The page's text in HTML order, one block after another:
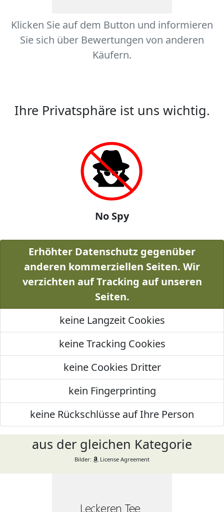
Klicken Sie auf dem Button und informieren
Sie sich über Bewertungen von anderen
Käufern.
Ihre Privatsphäre ist uns wichtig.
No Spy
Erhöhter Datenschutz gegenüber
anderen kommerziellen Seiten. Wir
verzichten auf Tracking auf unseren
Seiten.
keine Langzeit Cookies
keine Tracking Cookies
keine Cookies Dritter
kein Fingerprinting
keine Rückschlüsse auf Ihre Person
aus der gleichen Kategorie
Bilder: License Agreement